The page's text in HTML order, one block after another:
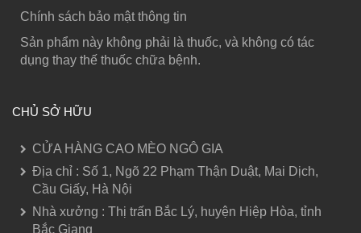
Chính sách bảo mật thông tin
Sản phẩm này không phải là thuốc, và không có tác
dụng thay thế thuốc chữa bệnh.
CHỦ SỞ HỮU
CỬA HÀNG CAO MÈO NGÔ GIA
Địa chỉ : Số 1, Ngõ 22 Phạm Thận Duật, Mai Dịch,
Cầu Giấy, Hà Nội
Nhà xưởng : Thị trấn Bắc Lý, huyện Hiệp Hòa, tỉnh
Bắc Giang